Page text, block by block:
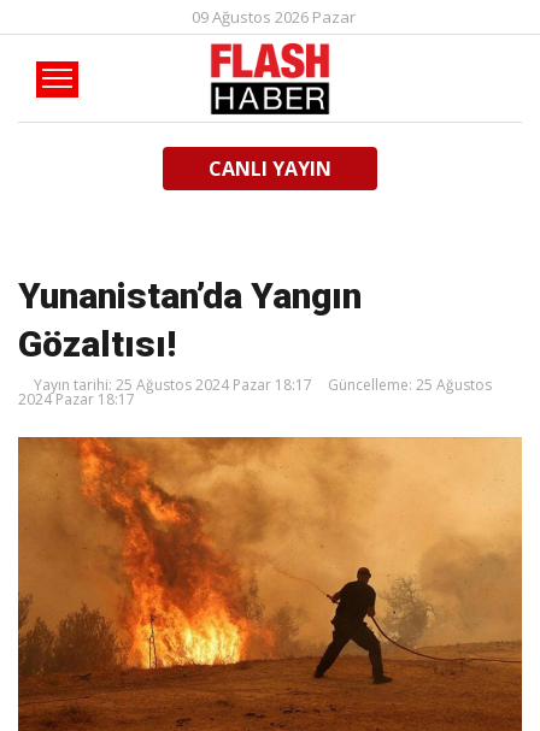
09 Ağustos 2026 Pazar
CANLI YAYIN
Yunanistan’da Yangın
Gözaltısı!
Yayın tarihi: 25 Ağustos 2024 Pazar 18:17 Güncelleme: 25 Ağustos
2024 Pazar 18:17